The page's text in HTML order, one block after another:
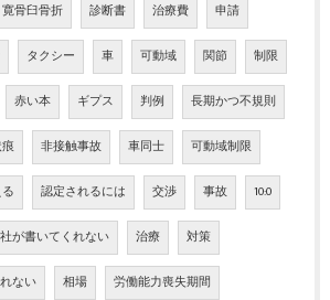
寛骨臼骨折 診断書 治療費 申請
タクシー 車 可動域 関節 制限
赤い本 ギプス 判例 長期かつ不規則
非接触事故 車同士 可動域制限
認定されるには 交渉 事故 10:0
が書いてくれない 治療 対策
ない 相場 労働能力喪失期間